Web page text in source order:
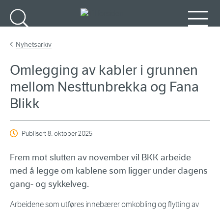
Nyhetsarkiv
Omlegging av kabler i grunnen
mellom Nesttunbrekka og Fana
Blikk
Publisert8. oktober 2025
Frem mot slutten av november vil BKK arbeide
med å legge om kablene som ligger under dagens
gang- og sykkelveg.
Arbeidene som utføres innebærer omkobling og flytting av